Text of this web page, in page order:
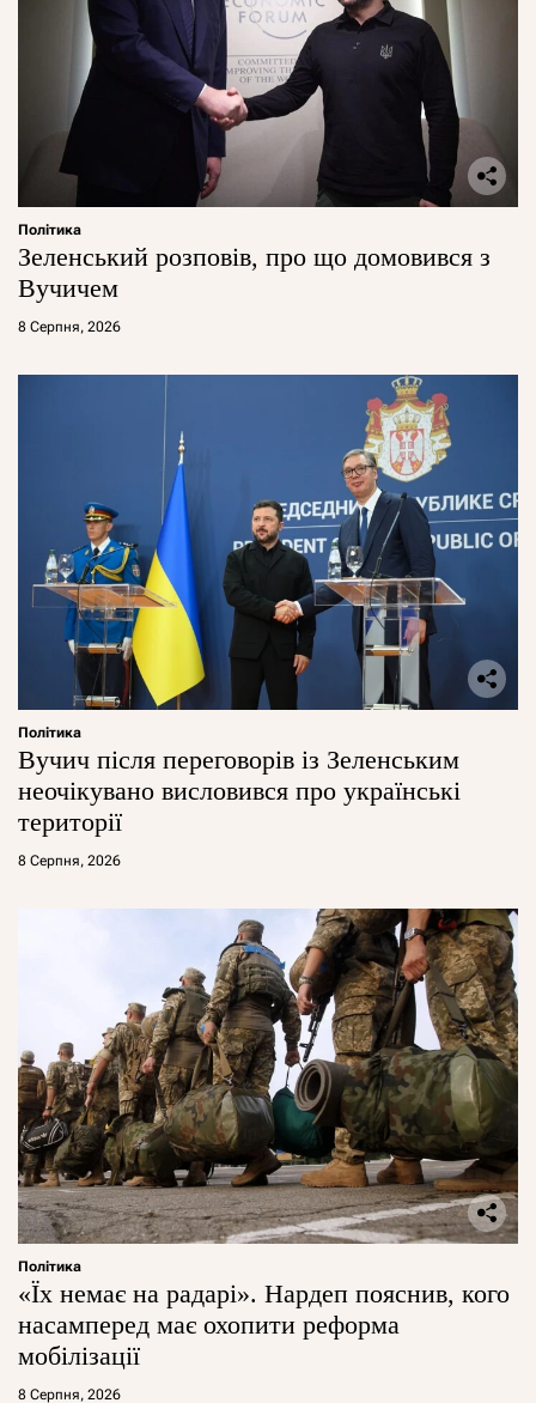
Політика
Зеленський розповів, про що домовився з
Вучичем
8 Серпня, 2026
Політика
Вучич після переговорів із Зеленським
неочікувано висловився про українські
території
8 Серпня, 2026
Політика
«Їх немає на радарі». Нардеп пояснив, кого
насамперед має охопити реформа
мобілізації
8 Серпня, 2026